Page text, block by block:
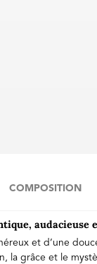
COMPOSITION
audacieuse
et d’une
grâce et le